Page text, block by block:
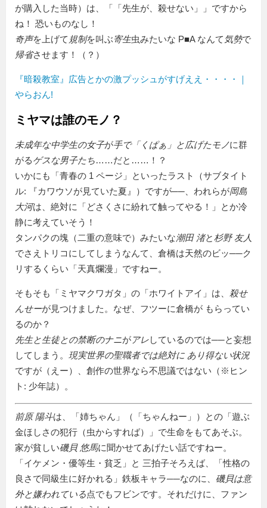
が購入した当時）は、「
先生が、殺せない
」ですから
ね！ 恐いものなし！
奇声を上げて 規制を叫ぶ寄生虫みたいな P■A なんて 気勢で
帰省させます！（？）
『暗殺教室』広告とかの激プッシュがすげええ・・・・｜
やらおん!
ミヤマは誰のモノ？
未成年な中学生の女子が手で「くぱぁ」と広げたモノに群
がるゲスな男子たち……だと……！？
いかにも「青春の 1 ページ」といったラスト（サブタイト
ル: 『カワウソが見ていた夏』）ですが──、われらが岡島
大河は、絶対に「どさくさに紛れて触ってやる！」とか冷
静に考えていそう！
タンパクの塊（二重の意味で）みたいな潮田 渚と杉野 友人
でさえトリコにしてしまうなんて、倉橋は天然のビッ──ク
リするくらい
天真爛漫 ですねー。
そもそも ミヤマクワガタ の ホワイトアイ は、 殺せ
んせーが見つけました。なぜ、フツーに倉橋が もらってい
るのか？
先生と生徒との禁断のナニが アレしているのでは──と妄想
してしまう。 現実世界の聖職者では絶対に あり得ない状況
ですが（えー）、創作の世界なら不思議ではない（※ヒン
ト: 少年誌）。
前原 陽斗は、 姉ちゃん （ ちゃんねー
）との「遊ぶ
金ほしさの犯行（虫からすれば）」で生命をもてあそぶ。
家が貧しい磯貝 悠馬に聞かせてあげたい話ですねー。
「イケメン・優等生・貧乏」と 三拍子そろえば、「性格の
良さで同級生に好かれる」鉄板キャラ──なのに、 磯貝は意
外と嫌われている点でもフビンです。それだけに、ファン